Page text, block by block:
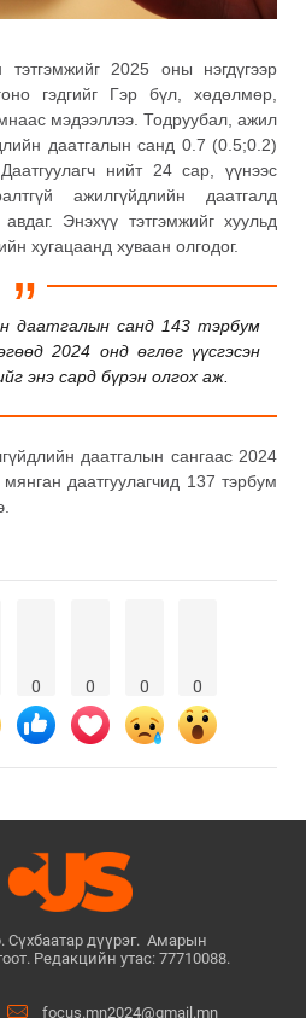
тэтгэмжийг 2025 оны нэгдүгээр
гэдгийг Гэр бүл, хөдөлмөр,
мэдээллээ. Тодруубал, ажил
даатгалын санд 0.7 (0.5;0.2)
нийт 24 сар, үүнээс
ажилгүйдлийн даатгалд
Энэхүү тэтгэмжийг хуульд
хугацаанд хуваан олгодог.
даатгалын санд 143 тэрбум
2024 онд өглөг үүсгэсэн
энэ сард бүрэн олгох аж.
даатгалын сангаас 2024
даатгуулагчид 137 тэрбум
0 0 0 0
Сүхбаатар дүүрэг. Амарын
Редакцийн утас: 77710088.
focus.mn2024@gmail.mn